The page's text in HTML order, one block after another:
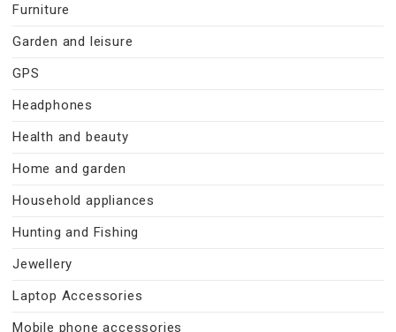
Furniture
Garden and leisure
GPS
Headphones
Health and beauty
Home and garden
Household appliances
Hunting and Fishing
Jewellery
Laptop Accessories
Mobile phone accessories